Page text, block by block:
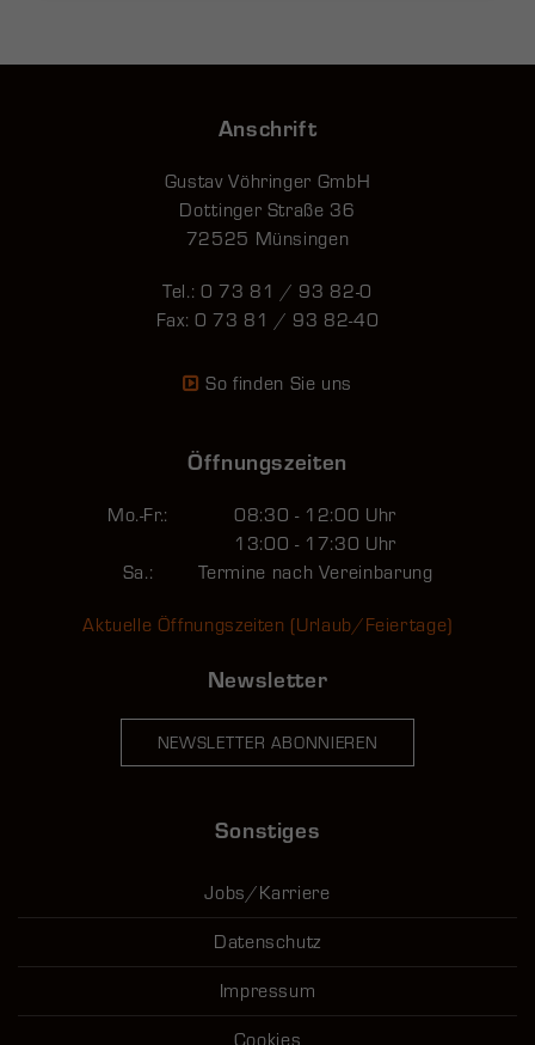
Anschrift
Gustav Vöhringer GmbH
Dottinger Straße 36
72525 Münsingen
Tel.: 0 73 81 / 93 82-0
Fax: 0 73 81 / 93 82-40
So finden Sie uns
Öffnungszeiten
Mo.-Fr.:
08:30 - 12:00 Uhr
13:00 - 17:30 Uhr
Sa.:
Termine nach Vereinbarung
Aktuelle Öffnungszeiten (Urlaub/Feiertage)
Newsletter
NEWSLETTER ABONNIEREN
Sonstiges
Jobs/Karriere
Datenschutz
Impressum
Cookies